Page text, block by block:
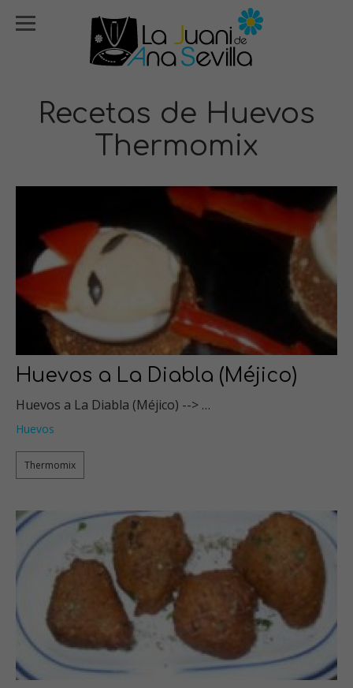
Recetas de Huevos
Thermomix
Huevos a La Diabla (Méjico)
Huevos a La Diabla (Méjico) --> …
Huevos
Thermomix